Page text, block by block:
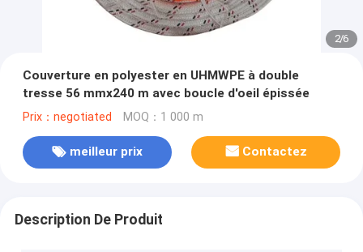
2/6
Couverture en polyester en UHMWPE à double
tresse 56 mmx240 m avec boucle d'oeil épissée
Prix：negotiated MOQ：1 000 m
meilleur prix Contactez
Description De Produit